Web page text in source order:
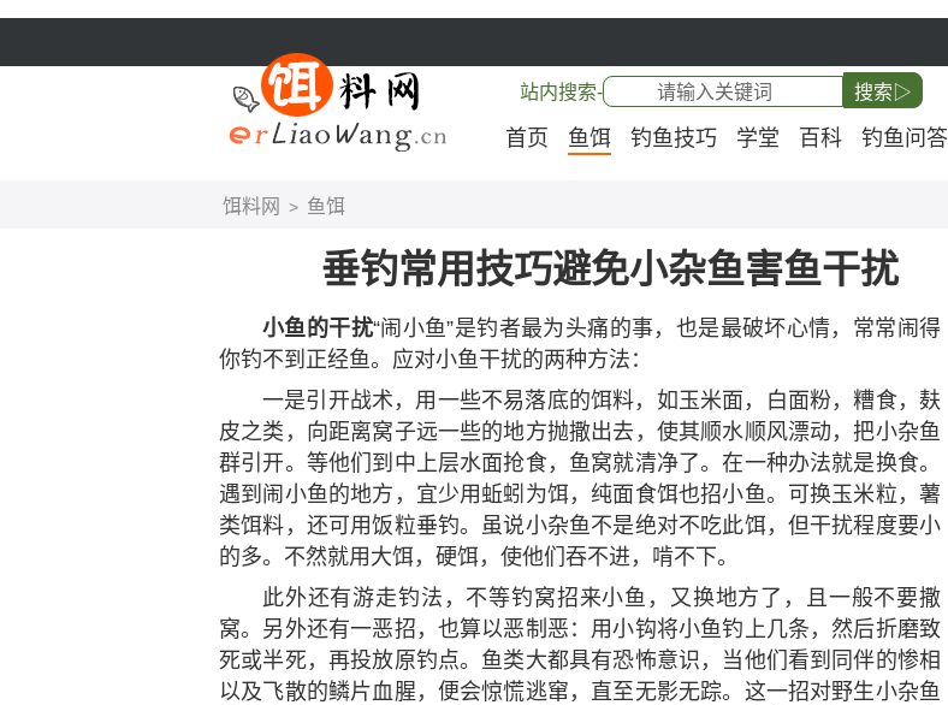
站内搜索- 搜索▷
首页 鱼饵 钓鱼技巧 学堂 百科 钓鱼问答
饵料网 > 鱼饵
垂钓常用技巧避免小杂鱼害鱼干扰
小鱼的干扰“闹小鱼”是钓者最为头痛的事，也是最破坏心情，常常闹得
你钓不到正经鱼。应对小鱼干扰的两种方法：
一是引开战术，用一些不易落底的饵料，如玉米面，白面粉，糟食，麸
皮之类，向距离窝子远一些的地方抛撒出去，使其顺水顺风漂动，把小杂鱼
群引开。等他们到中上层水面抢食，鱼窝就清净了。在一种办法就是换食。
遇到闹小鱼的地方，宜少用蚯蚓为饵，纯面食饵也招小鱼。可换玉米粒，薯
类饵料，还可用饭粒垂钓。虽说小杂鱼不是绝对不吃此饵，但干扰程度要小
的多。不然就用大饵，硬饵，使他们吞不进，啃不下。
此外还有游走钓法，不等钓窝招来小鱼，又换地方了，且一般不要撒
窝。另外还有一恶招，也算以恶制恶：用小钩将小鱼钓上几条，然后折磨致
死或半死，再投放原钓点。鱼类大都具有恐怖意识，当他们看到同伴的惨相
以及飞散的鳞片血腥，便会惊慌逃窜，直至无影无踪。这一招对野生小杂鱼